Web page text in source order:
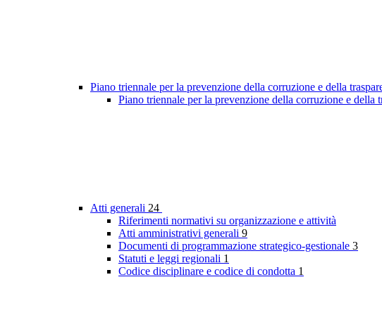
Piano triennale per la prevenzione della corruzione e della
Piano triennale per la prevenzione della corruzione e della
Atti generali 24
Riferimenti normativi su organizzazione e attività
Atti amministrativi generali 9
Documenti di programmazione strategico-gestionale 3
Statuti e leggi regionali 1
Codice disciplinare e codice di condotta 1